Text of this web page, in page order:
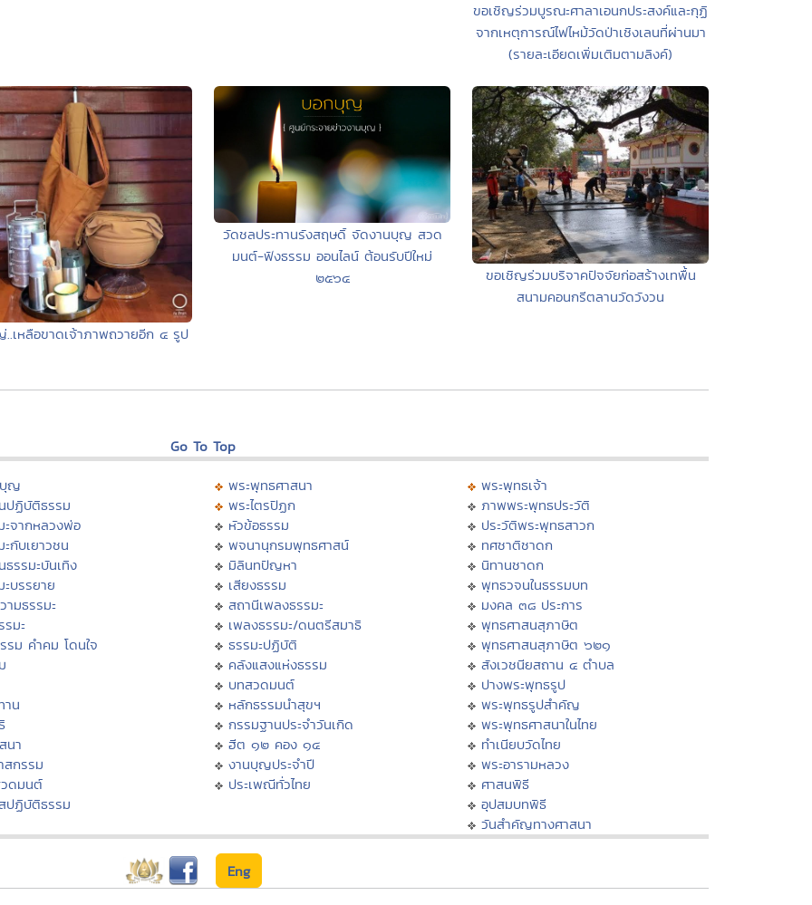
ขอเชิญร่วมบูรณะศาลาเอนกประสงค์และกุฏิ
จากเหตุการณ์ไฟไหม้วัดป่าเชิงเลนที่ผ่านมา
(รายละเอียดเพิ่มเติมตามลิงค์)
เหลือขาดเจ้าภาพถวายอีก ๔ รูป
วัดชลประทานรังสฤษดิ์ จัดงานบุญ สวด
มนต์-ฟังธรรม ออนไลน์ ต้อนรับปีใหม่
๒๕๖๔
ขอเชิญร่วมบริจาคปัจจัยก่อสร้างเทพื้น
สนามคอนกรีตลานวัดวังวน
Go To Top
ญ
ปฏิบัติธรรม
ะจากหลวงพ่อ
ะกับเยาวชน
ธรรมะบันเทิง
ะบรรยาย
ามธรรมะ
รมะ
รม คำคม โดนใจ
น
นา
สกรรม
ดมนต์
ปฏิบัติธรรม
พระพุทธศาสนา
พระไตรปิฏก
หัวข้อธรรม
พจนานุกรมพุทธศาสน์
มิลินทปัญหา
เสียงธรรม
สถานีเพลงธรรมะ
เพลงธรรมะ/ดนตรีสมาธิ
ธรรมะปฏิบัติ
คลังแสงแห่งธรรม
บทสวดมนต์
หลักธรรมนำสุขฯ
กรรมฐานประจำวันเกิด
ฮีต ๑๒ คอง ๑๔
งานบุญประจำปี
ประเพณีทั่วไทย
พระพุทธเจ้า
ภาพพระพุทธประวัติ
ประวัติพระพุทธสาวก
ทศชาติชาดก
นิทานชาดก
พุทธวจนในธรรมบท
มงคล ๓๘ ประการ
พุทธศาสนสุภาษิต
พุทธศาสนสุภาษิต ๖๒๑
สังเวชนียสถาน ๔ ตำบล
ปางพระพุทธรูป
พระพุทธรูปสำคัญ
พระพุทธศาสนาในไทย
ทำเนียบวัดไทย
พระอารามหลวง
ศาสนพิธี
อุปสมบทพิธี
วันสำคัญทางศาสนา
Eng